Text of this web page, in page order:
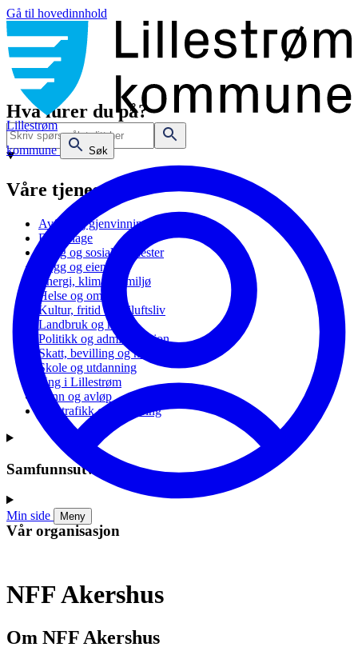
Gå til hovedinnhold
Lillestrøm
kommune
Søk
Min side Meny
Hva lurer du på?
Våre tjenester
Avfall og gjenvinning
Barnehage
Bolig og sosiale tjenester
Bygg og eiendom
Energi, klima og miljø
Helse og omsorg
Kultur, fritid og friluftsliv
Landbruk og natur
Politikk og administrasjon
Skatt, bevilling og næring
Skole og utdanning
Ung i Lillestrøm
Vann og avløp
Vei, trafikk og parkering
Samfunnsutvikling
Vår organisasjon
NFF Akershus
Om NFF Akershus